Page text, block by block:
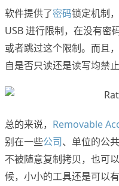
软件提供了密码锁定机制
USB 进行限制，在没有密
或者跳过这个限制。而且
自是否只读还是读写均禁止
总的来说， Removable
别在一些公司、单位的公
不被随意复制拷贝，也可
候，小小的工具还是可以